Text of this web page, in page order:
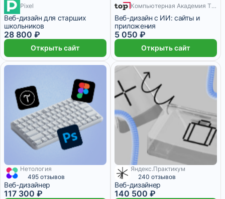
Pixel
Веб-дизайн для старших
школьников
28 800 ₽
Открыть сайт
10 месяцев Компьютерная Академия TOP
Веб-дизайн с ИИ: сайты и
приложения
5 050 ₽
Открыть сайт
3 620 ₽/мес 9 месяцев
Нетология
495 отзывов
Веб-дизайнер
117 300 ₽
5 735 ₽/мес
Яндекс.Практикум
240 отзывов
Веб-дизайнер
140 500 ₽